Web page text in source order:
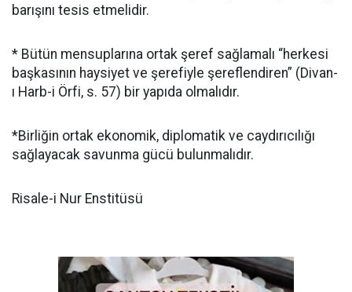
barışını tesis etmelidir.
* Bütün mensuplarına ortak şeref sağlamalı “herkesi
başkasının haysiyet ve şerefiyle şereflendiren” (Divan-
ı Harb-i Örfi, s. 57) bir yapıda olmalıdır.
*Birliğin ortak ekonomik, diplomatik ve caydırıcılığı
sağlayacak savunma gücü bulunmalıdır.
Risale-i Nur Enstitüsü